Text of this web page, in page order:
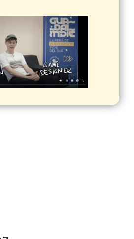
con una entrevista a Jan
que publicamos en
Apóyanos allí para verla